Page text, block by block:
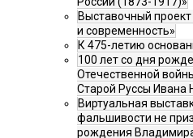
Выставочный
и современность»
К 475-летию
100 лет со дня
Отечественной
Старой Руссы Ивана
Виртуальная
фальшивости не
рождения